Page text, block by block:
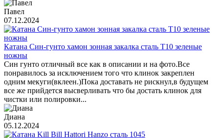
Павел
07.12.2024
Катана Син-гунто хамон зонная закалка сталь T10 зеленые
ножны
Син гунто отличный все как в описании и на фото.Все
понравилось за исключением того что клинок закреплен
одним мекуги(вклеен.)Пока доставать не рискнул,в будущем
все же прийдется высверливать что бы достать клинок для
чистки или полировки...
Диана
05.12.2024